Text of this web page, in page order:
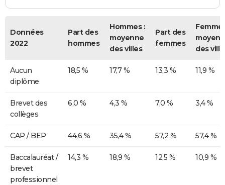
Données
2022
Part des
hommes
Hommes :
moyenne
des villes
Part des
femmes
des
Aucun
diplôme
18,5 % 17,7 % 13,3 % 11,9 %
Brevet des
collèges
6,0 % 4,3 % 7,0 % 3,4 %
CAP / BEP 44,6 % 35,4 % 57,2 % 57,4 %
Baccalauréat /
brevet
professionnel
14,3 % 18,9 % 12,5 % 10,9 %